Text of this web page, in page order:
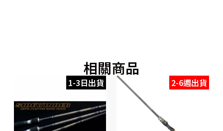
相關商品
1-3日出貨 2-6週出貨